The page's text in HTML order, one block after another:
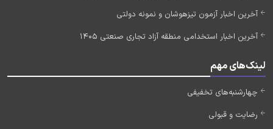
آخرین اخبار آزمون تیزهوشان و نمونه دولتی
آخرین اخبار استخدامی منطقه آزاد تجاری صنعتی 1405
لینک‌های مهم
چهارشنبه‌های تخفیفی
رضایت و قبولی